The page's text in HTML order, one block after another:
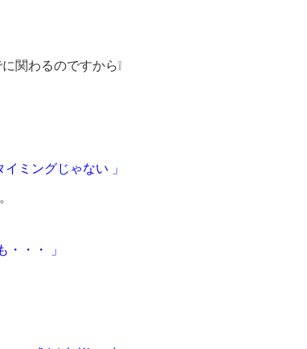
関わるのですから❕
ミングじゃない 」
・・・ 」